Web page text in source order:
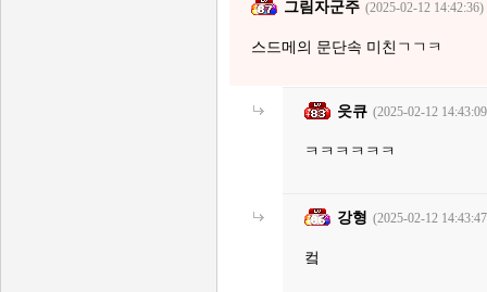
그림자군주 (2025-02-12 14:42:36)
스드메의 문단속 미친ㄱㄱㅋ
읏큐 (2025-02-12
ㅋㅋㅋㅋㅋㅋ
강형 (2025-02-12
컼